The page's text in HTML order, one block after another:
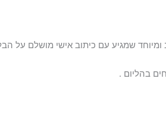
שמגיע עם כיתוב אישי מושלם על
בהליום .